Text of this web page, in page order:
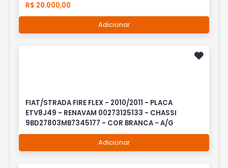
R$ 20.000,00
Adicionar
FIAT/STRADA FIRE FLEX - 2010/2011 - PLACA
ETV8J49 - RENAVAM 00273125133 - CHASSI
9BD27803MB7345177 - COR BRANCA - A/G
Adicionar